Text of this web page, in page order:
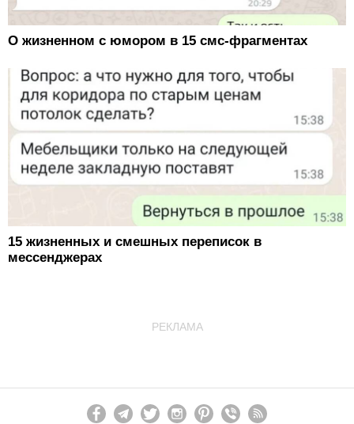
О жизненном с юмором в 15 смс-фрагментах
15 жизненных и смешных переписок в
мессенджерах
РЕКЛАМА